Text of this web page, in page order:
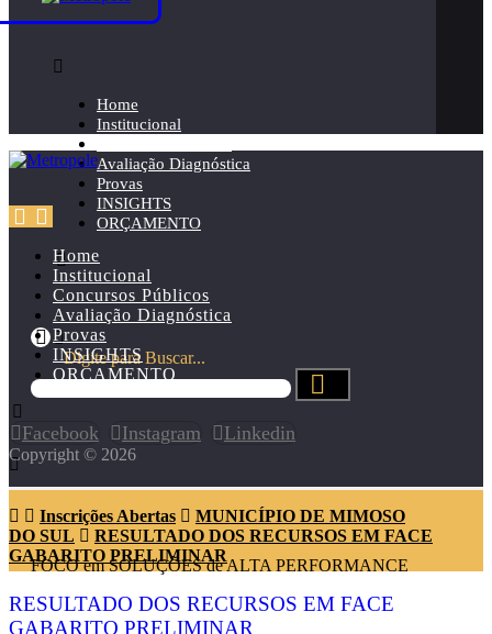
Home
Institucional
Avaliação Diagnóstica
Provas
INSIGHTS
ORÇAMENTO
Digite para Buscar...
FOCO em SOLUÇÕES de ALTA PERFORMANCE
Home
Institucional
Concursos Públicos
Avaliação Diagnóstica
Provas
INSIGHTS
ORÇAMENTO
Facebook Instagram Linkedin
Copyright © 2026
Inscrições Abertas
MUNICÍPIO DE MIMOSO
DO SUL
RESULTADO DOS RECURSOS EM FACE
GABARITO PRELIMINAR
RESULTADO DOS RECURSOS EM FACE
GABARITO PRELIMINAR